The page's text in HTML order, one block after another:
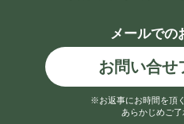
メールでの
お問い合せ
※お返事にお時間を頂
あらかじめご了